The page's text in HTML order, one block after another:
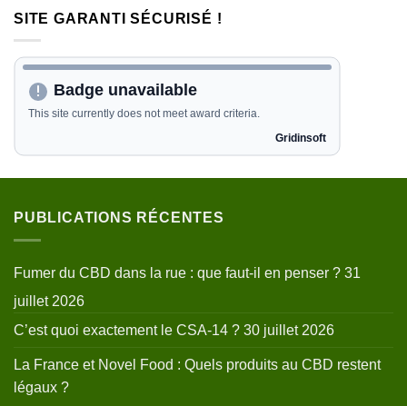
SITE GARANTI SÉCURISÉ !
PUBLICATIONS RÉCENTES
Fumer du CBD dans la rue : que faut-il en penser ? 31
juillet 2026
C’est quoi exactement le CSA-14 ? 30 juillet 2026
La France et Novel Food : Quels produits au CBD restent
légaux ?